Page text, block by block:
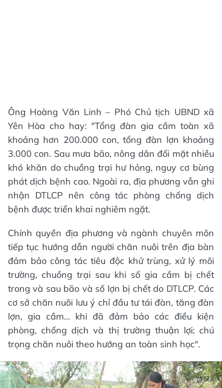
Ông Hoàng Văn Linh – Phó Chủ tịch UBND xã
Yên Hòa cho hay: "Tổng đàn gia cầm toàn xã
khoảng hơn 200.000 con, tổng đàn lợn khoảng
3.000 con. Sau mưa bão, nông dân đối mặt nhiều
khó khăn do chuồng trại hư hỏng, nguy cơ bùng
phát dịch bệnh cao. Ngoài ra, địa phương vẫn ghi
nhận DTLCP nên công tác phòng chống dịch
bệnh được triển khai nghiêm ngặt.
Chính quyền địa phương và ngành chuyên môn
tiếp tục hướng dẫn người chăn nuôi trên địa bàn
đảm bảo công tác tiêu độc khử trùng, xử lý môi
trường, chuồng trại sau khi số gia cầm bị chết
trong và sau bão và số lợn bị chết do DTLCP. Các
cơ sở chăn nuôi lưu ý chỉ đầu tư tái đàn, tăng đàn
lợn, gia cầm… khi đã đảm bảo các điều kiện
phòng, chống dịch và thị trường thuận lợi; chú
trọng chăn nuôi theo hướng an toàn sinh học".